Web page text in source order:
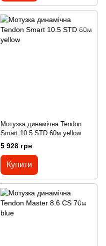
Мотузка динамічна Tendon
Smart 10.5 STD 60м yellow
5 928 грн
Купити